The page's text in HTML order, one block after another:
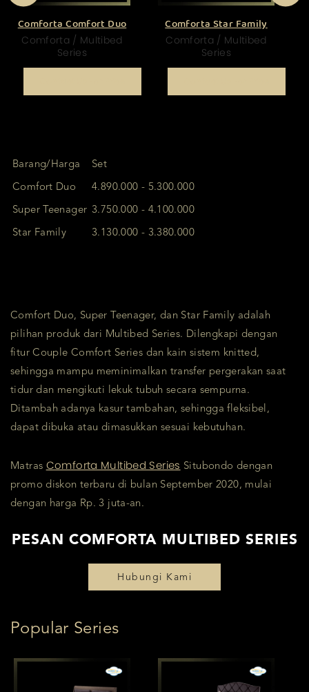
Comforta Comfort Duo
Comforta / Multibed
Series
Comforta Star Family
Comforta / Multibed
Series
Barang/Harga Set
Comfort Duo 4.890.000 - 5.300.000
Super Teenager 3.750.000 - 4.100.000
Star Family 3.130.000 - 3.380.000
Comfort Duo, Super Teenager, dan Star Family adalah
pilihan produk dari Multibed Series. Dilengkapi dengan
fitur Couple Comfort Series dan kain sistem knitted,
sehingga mampu meminimalkan transfer pergerakan saat
tidur dan mengikuti lekuk tubuh secara sempurna.
Ditambah adanya kasur tambahan, sehingga fleksibel,
dapat dibuka atau dimasukkan sesuai kebutuhan.
Matras Comforta Multibed Series Situbondo dengan
promo diskon terbaru di bulan September 2020, mulai
dengan harga Rp. 3 juta-an.
PESAN COMFORTA MULTIBED SERIES
Hubungi Kami
Popular Series